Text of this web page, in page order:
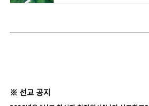
※ 선교 공지​